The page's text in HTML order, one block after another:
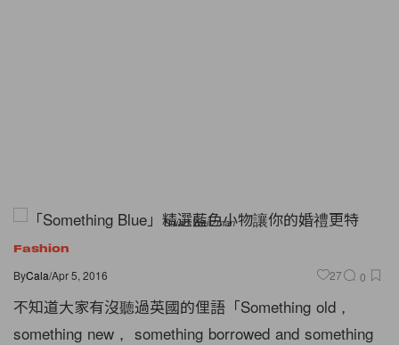
Stuart Weitzman
Fashion
ByCala/Apr 5, 2016 27 0
不知道大家有沒聽過英國的俚語「Something old，
something new， something borrowed and something